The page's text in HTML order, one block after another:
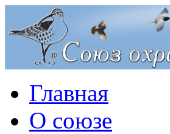
Главная
О союзе